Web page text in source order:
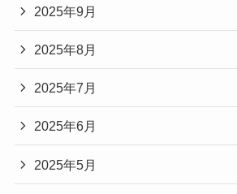
2025年9月
2025年8月
2025年7月
2025年6月
2025年5月